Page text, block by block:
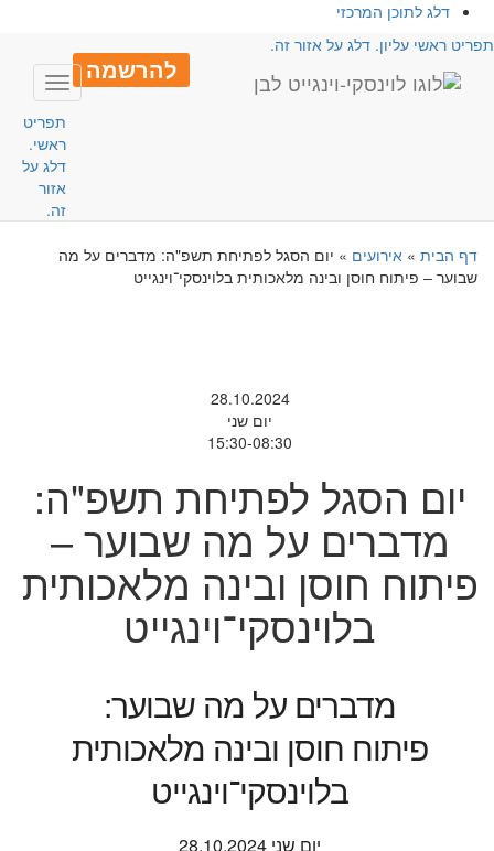
דלג לתוכן המרכזי
ראשי עליון. דלג על אזור זה.
להרשמה
Toggle
תפריט
ראשי.
דלג על
אזור
זה.
דף הבית» אירועים» יום הסגל לפתיחת תשפ"ה: מדברים על מה
שבוער – פיתוח חוסן ובינה מלאכותית בלוינסקי־וינגייט
28.10.2024
יום שני
15:30-08:30
יום הסגל לפתיחת תשפ"ה:
מדברים על מה שבוער –
פיתוח חוסן ובינה מלאכותית
בלוינסקי־וינגייט
מדברים על מה שבוער:
פיתוח חוסן ובינה מלאכותית
בלוינסקי־וינגייט
יום שני 28.10.2024